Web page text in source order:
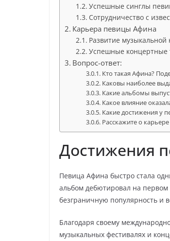
Успешные синглы
Сотрудничество с
Карьера певицы Афина
Развитие
Успешные
Вопрос-ответ:
Кто такая Афина?
Каковы наиболее
Какие альбомы
Какое влияние
Какие достижения у
Расскажите о
Достижения
Певица Афина быстро стала
альбом дебютировал на
безграничную популярность и
Благодаря своему
музыкальных фестивалях и